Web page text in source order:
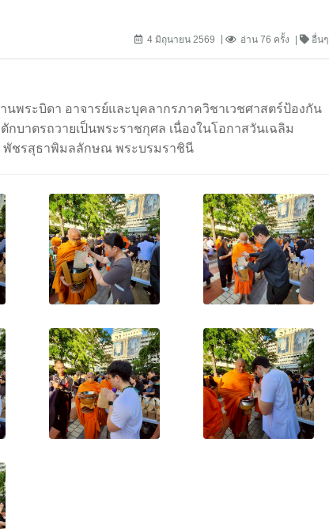
4 มิถุนายน 2569 อ่าน 76 ครั้ง อื่นๆ
นพระบิดา อาจารย์และบุคลากรภาควิชาเวชศาสตร์ป้องกัน
บาตรถวายเป็นพระราชกุศล เนื่องในโอกาสวันเฉลิม
พัชรสุธาพิมลลักษณ พระบรมราชินี